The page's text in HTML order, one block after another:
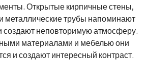
Открытые кирпичные стены,
металлические трубы напоминают
создают неповторимую атмосферу.
материалами и мебелью они
и создают интересный контраст.